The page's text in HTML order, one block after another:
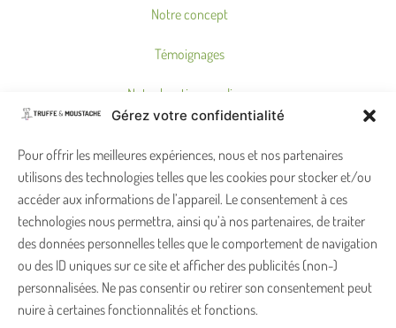
Gérez votre confidentialité
Pour offrir les meilleures expériences, nous et nos partenaires
utilisons des technologies telles que les cookies pour stocker et/ou
accéder aux informations de l’appareil. Le consentement à ces
technologies nous permettra, ainsi qu’à nos partenaires, de traiter
des données personnelles telles que le comportement de navigation
ou des ID uniques sur ce site et afficher des publicités (non-)
personnalisées. Ne pas consentir ou retirer son consentement peut
nuire à certaines fonctionnalités et fonctions.
Notre concept
Témoignages
Notre boutique en ligne
ON PENSE À VOUS !
Garantie satisfait ou remboursé
Foire aux Questions
Carte cadeau